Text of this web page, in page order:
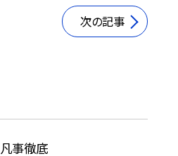
次の記事
凡事徹底